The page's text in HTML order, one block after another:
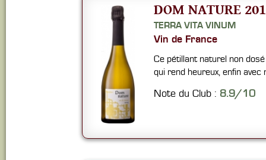
DOM NATURE
TERRA VITA VINUM
Vin de France
Ce pétillant naturel non
qui rend heureux, enfin avec
Note du Club : 8.9/10